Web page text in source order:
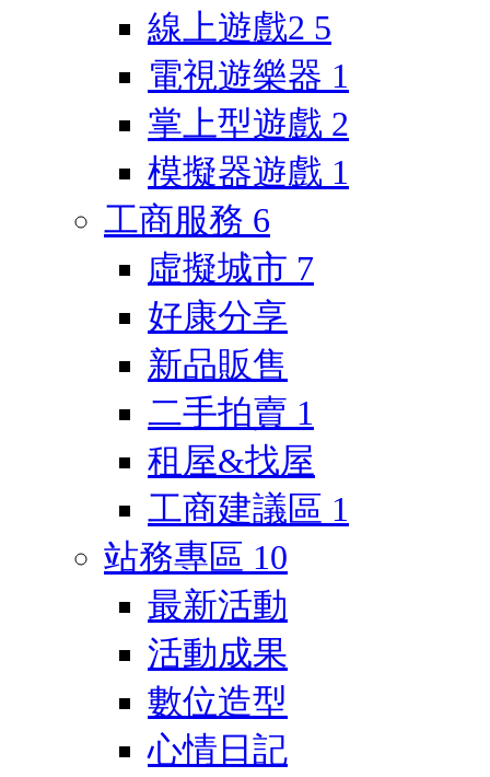
線上遊戲2 5
電視遊樂器 1
掌上型遊戲 2
模擬器遊戲 1
工商服務 6
虛擬城市 7
好康分享
新品販售
二手拍賣 1
租屋&找屋
工商建議區 1
站務專區 10
最新活動
活動成果
數位造型
心情日記